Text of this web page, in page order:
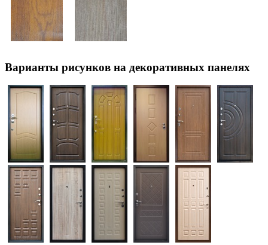
Варианты рисунков на декоративных панелях